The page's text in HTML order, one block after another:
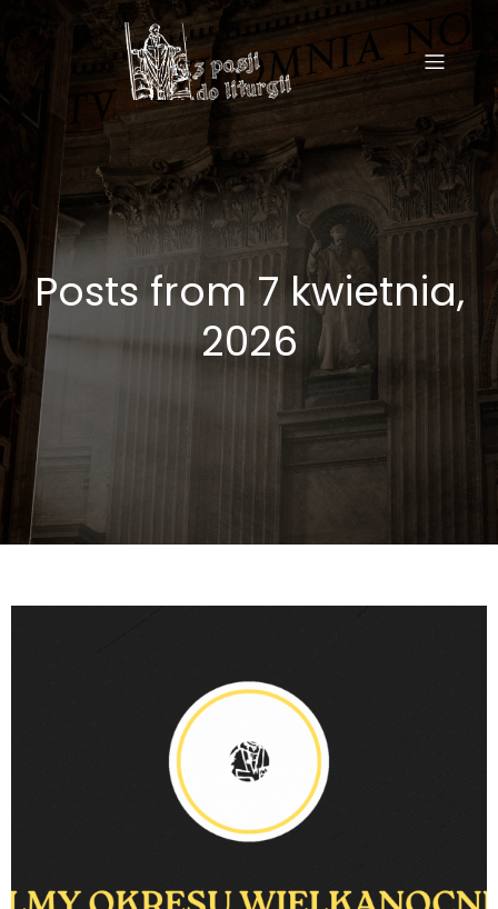
Posts from 7 kwietnia,
2026